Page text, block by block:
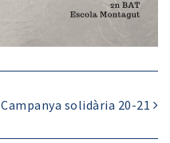
Campanya solidària 20-21